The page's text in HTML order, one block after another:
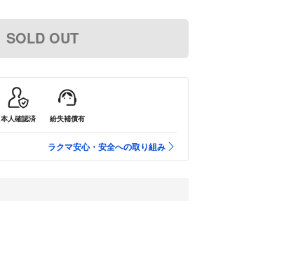
SOLD OUT
本人確認済 紛失補償有
ラクマ安心・安全への取り組み